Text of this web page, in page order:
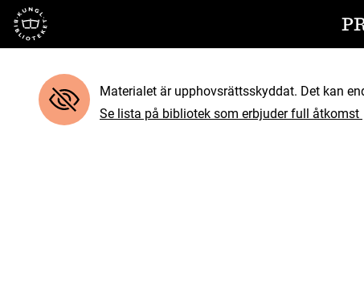
Till startsidan
Materialet är upphovsrättsskyddat. Det kan
Se lista på bibliotek som erbjuder full åtkomst